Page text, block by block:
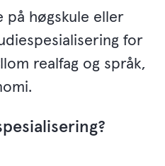
på høgskule eller
for
realfag og språk,